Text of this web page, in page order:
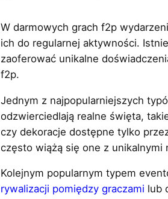
W darmowych grach f2p
ich do regularnej aktywności.
zaoferować unikalne
f2p.
Jednym z najpopularniejszych
odzwierciedlają realne święta,
czy dekoracje dostępne tylko
często wiążą się one z
Kolejnym popularnym typem
rywalizacji pomiędzy graczami lub